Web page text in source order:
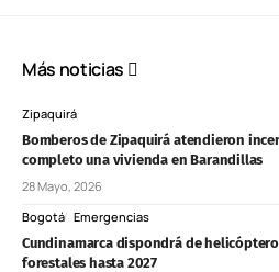
Más noticias
Zipaquirá
Bomberos de Zipaquirá atendieron
completo una vivienda en Barandillas
28 Mayo, 2026
Bogotá Emergencias
Cundinamarca dispondrá de
forestales hasta 2027